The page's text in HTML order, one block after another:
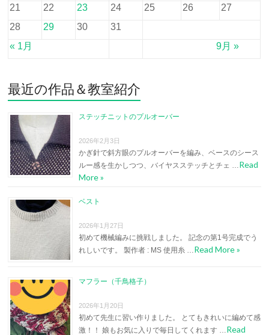
« 1月 9月 »
21
22 23 24 25 26
27
28
29 30 31
最近の作品＆教室紹介
ステッチニットのプルオーバー
2026年2月3日
かぎ針で斜方眼のプルオーバーを編み、ベースのシース
ルー感を生かしつつ、バイヤスステッチとチェ … Read
More »
ベスト
2026年1月27日
初めて機械編みに挑戦しました。 記念の第1号完成でう
れしいです。 製作者 : MS 使用糸 … Read More »
マフラー（千鳥格子）
2026年1月20日
初めて先生に習い作りました。 とてもきれいに編めて感
激！！ 娘もお気に入りで毎日してくれます … Read